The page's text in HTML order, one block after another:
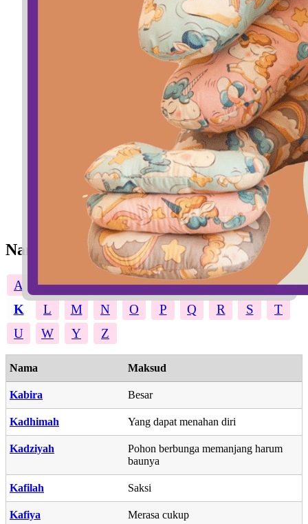
Nama Perempuan
A B C D E F G H I
J
K
L M N O P Q R S
T
U
W Y Z
Nama Maksud
Kabira Besar
Kadhimah Yang dapat menahan diri
Kadziyah
Pohon berbunga memanjang harum
baunya
Kafilah Saksi
Kafiya Merasa cukup